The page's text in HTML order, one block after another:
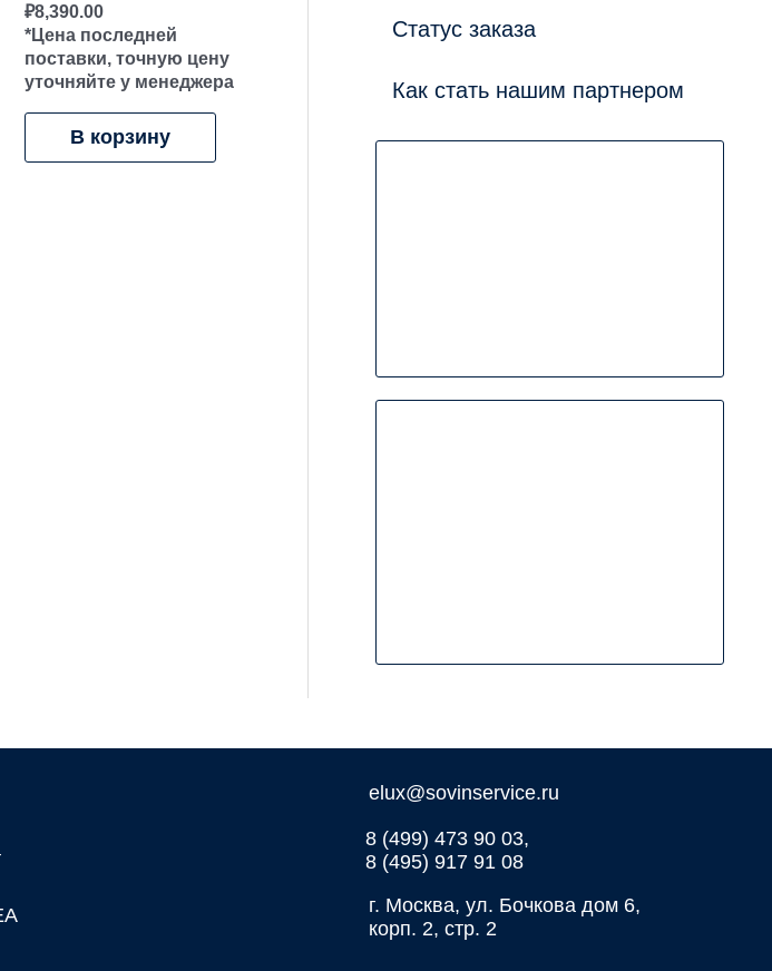
₽8,390.00
*Цена последней
поставки, точную цену
уточняйте у менеджера
В корзину
Статус заказа
Как стать нашим партнером
elux@sovinservice.ru
8 (499) 473 90 03,
8 (495) 917 91 08
г. Москва, ул. Бочкова дом 6,
корп. 2, стр. 2